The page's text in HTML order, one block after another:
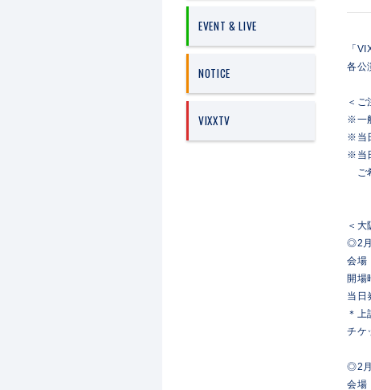
EVENT & LIVE
NOTICE
VIXXTV
「
各公
＜ご
※一
※当
※当
ご
＜大
◎2
会場
開場
当日
＊
チケ
◎2
会場